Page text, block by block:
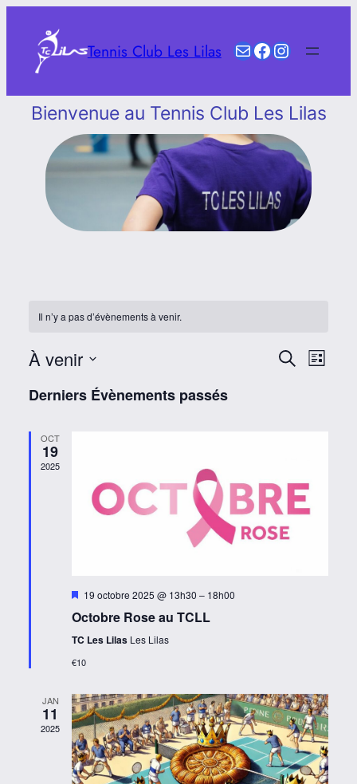
contenu
Tennis Club Les Lilas E-mailFacebook
Instagram
Bienvenue au Tennis Club Les Lilas
Il n’y a pas d’évènements à venir.
vues
Recherche
Liste
À venir
Sélectionnez
une
date.
Derniers Évènements passés
OCT
19
2025
Mis
avant
19 octobre 2025 @ 13h30 – 18h00
Octobre Rose au TCLL
TC Les Lilas Les Lilas
€10
JAN
11
2025